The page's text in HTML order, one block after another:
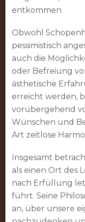
entkommen.
Obwohl
pessimistisch
auch die
oder Befreiung
ästhetische
erreicht werden,
vorübergehend
Wünschen und
Art zeitlose
Insgesamt
als einen Ort des
nach Erfüllung
führt. Seine
an, über unsere